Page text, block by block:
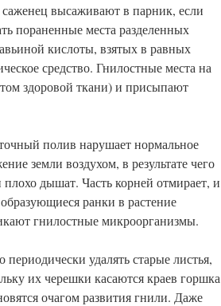
высаживают в парник, если
пораненные места разделенных
кислоты, взятых в равных
средство. Гнилостные места на
здоровой ткани) и присыпают
полив нарушает нормальное
земли воздухом, в результате чего
плохо дышат. Часть корней отмирает, и
образующиеся ранки в растение
гнилостные микроорганизмы.
периодически удалять старые листья,
их черешки касаются краев горшка
очагом развития гнили. Даже